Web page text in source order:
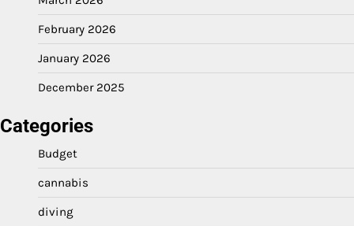
February 2026
January 2026
December 2025
Categories
Budget
cannabis
diving